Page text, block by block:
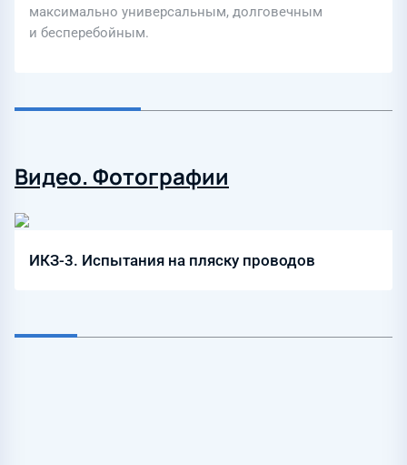
максимально универсальным, долговечным
и бесперебойным.
Видео. Фотографии
ИКЗ-3. Испытания на пляску проводов